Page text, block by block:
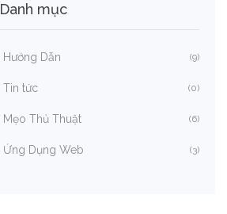
Danh mục
Hướng Dẫn (9)
Tin tức (0)
Mẹo Thủ Thuật (6)
Ứng Dụng Web (3)